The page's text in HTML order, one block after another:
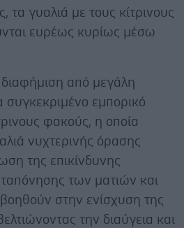
τα γυαλιά με τους κίτρινους
ευρέως κυρίως μέσω
διαφήμιση από μεγάλη
συγκεκριμένο εμπορικό
φακούς, η οποία
νυχτερινής όρασης
της επικίνδυνης
των ματιών και
βοηθούν στην ενίσχυση της
την διαύγεια και